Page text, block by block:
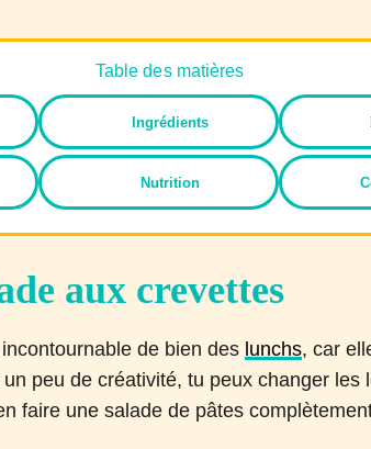
Table des matières
Ingrédients
Nutrition
aux crevettes
de bien des lunchs, car
peu de créativité, tu peux changer les
faire une salade de pâtes